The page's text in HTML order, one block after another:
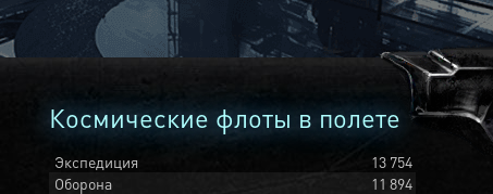
Космические флоты в полете
Экспедиция
13 754
Оборона
11 894